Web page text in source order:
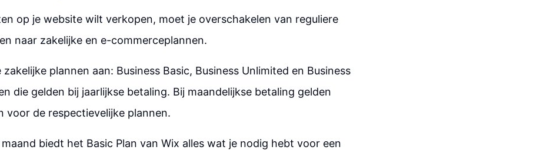
op je website wilt verkopen, moet je overschakelen van reguliere
naar zakelijke en e-commerceplannen.
plannen aan: Business Basic, Business Unlimited en Business
die gelden bij jaarlijkse betaling. Bij maandelijkse betaling gelden
voor de respectievelijke plannen.
biedt het Basic Plan van Wix alles wat je nodig hebt voor een